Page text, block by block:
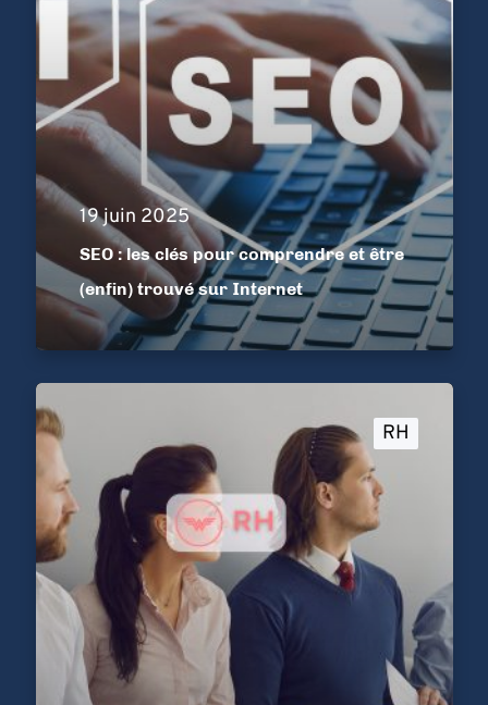
19 juin 2025
SEO : les clés pour comprendre et être
(enfin) trouvé sur Internet
RH